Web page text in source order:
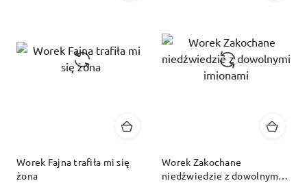
Worek Fajna trafiła mi się
żona
Worek Zakochane
niedźwiedzie z dowolnymi